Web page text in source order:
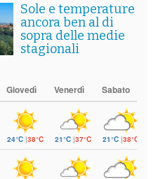
Sole e temperature
ancora ben al di
sopra delle medie
stagionali
Giovedì Venerdì Sabato
24°C |38°C 21°C |37°C 21°C |38°C